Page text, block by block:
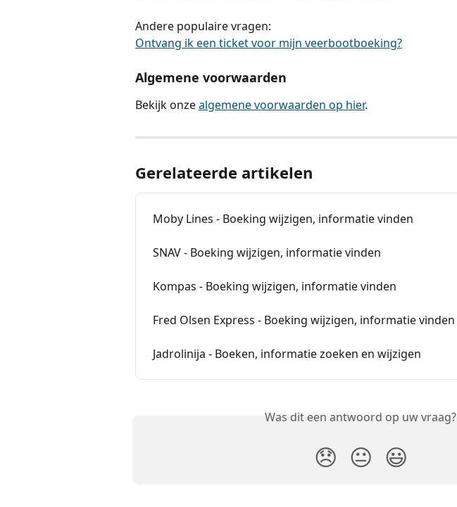
Andere populaire vragen:
Ontvang ik een ticket voor mijn veerbootboeking?
Algemene voorwaarden
Bekijk onze algemene voorwaarden op hier.
Gerelateerde artikelen
Moby Lines - Boeking wijzigen, informatie vinden
SNAV - Boeking wijzigen, informatie vinden
Kompas - Boeking wijzigen, informatie vinden
Fred Olsen Express - Boeking wijzigen, informatie vinden
Jadrolinija - Boeken, informatie zoeken en wijzigen
Was dit een antwoord op uw vraag?
😞 😐 😃